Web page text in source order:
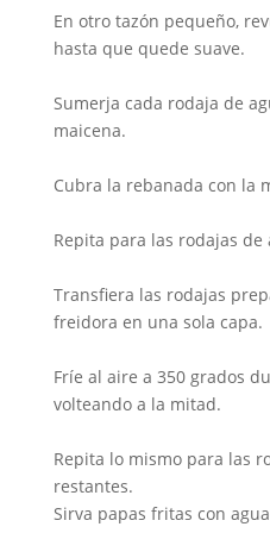
En otro tazón pequeño,
hasta que quede suave.
Sumerja cada rodaja de
maicena.
Cubra la rebanada con la
Repita para las rodajas de
Transfiera las rodajas
freidora en una sola capa.
Fríe al aire a 350 grados
volteando a la mitad.
Repita lo mismo para las
restantes.
Sirva papas fritas con